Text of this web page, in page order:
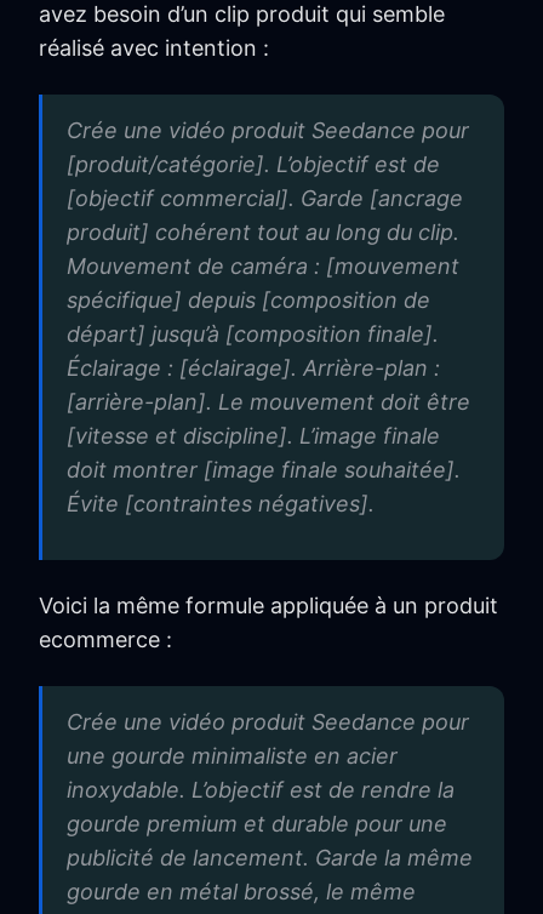
avez besoin d’un clip produit qui semble
réalisé avec intention :
Crée une vidéo produit Seedance pour
[produit/catégorie]. L’objectif est de
[objectif commercial]. Garde [ancrage
produit] cohérent tout au long du clip.
Mouvement de caméra : [mouvement
spécifique] depuis [composition de
départ] jusqu’à [composition finale].
Éclairage : [éclairage]. Arrière-plan :
[arrière-plan]. Le mouvement doit être
[vitesse et discipline]. L’image finale
doit montrer [image finale souhaitée].
Évite [contraintes négatives].
Voici la même formule appliquée à un produit
ecommerce :
Crée une vidéo produit Seedance pour
une gourde minimaliste en acier
inoxydable. L’objectif est de rendre la
gourde premium et durable pour une
publicité de lancement. Garde la même
gourde en métal brossé, le même